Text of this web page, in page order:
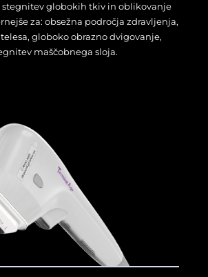
stegnitev globokih tkiv in oblikovanje
za: obsežna področja zdravljenja,
globoko obrazno dvigovanje,
maščobnega sloja.